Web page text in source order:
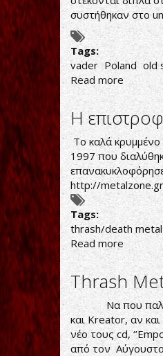
συστήθηκαν στο
Tags:
vader Poland old
Read more about
GROUP
ΠΟΥ
ΑΛΛΑ
ΛΙΓΟΙ
ΕΧΟΥΝ
Η
Το καλά
1997 που
http://
Tags:
thrash/death metal
Read moreabout
Η
των
Thrash
Να που
και Kreator, αν
νέο τους cd,
από τον